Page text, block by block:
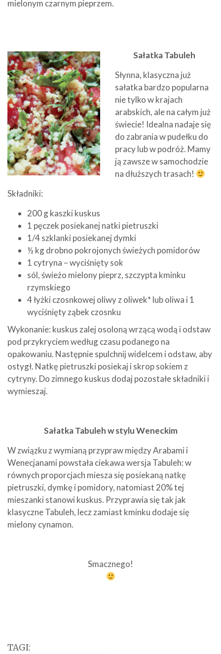
mielonym czarnym pieprzem.
Sałatka Tabuleh
Słynna, klasyczna już
sałatka bardzo popularna
nie tylko w krajach
arabskich, ale na całym już
świecie! Idealna nadaje się
do zabrania w pudełku do
pracy lub w podróż. Mamy
ją zawsze w samochodzie
na dłuższych trasach!
Składniki:
200 g kaszki kuskus
1 pęczek posiekanej natki pietruszki
1/4 szklanki posiekanej dymki
½ kg drobno pokrojonych świeżych pomidorów
1 cytryna – wyciśnięty sok
sól, świeżo mielony pieprz, szczypta kminku
rzymskiego
4 łyżki czosnkowej oliwy z oliwek* lub oliwa i 1
wyciśnięty ząbek czosnku
Wykonanie: kuskus zalej osoloną wrzącą wodą i odstaw
pod przykryciem według czasu podanego na
opakowaniu. Następnie spulchnij widelcem i odstaw, aby
ostygł. Natkę pietruszki posiekaj i skrop sokiem z
cytryny. Do zimnego kuskus dodaj pozostałe składniki i
wymieszaj.
Sałatka Tabuleh w stylu Weneckim
W związku z wymianą przypraw między Arabami i
Wenecjanami powstała ciekawa wersja Tabuleh: w
równych proporcjach miesza się posiekaną natkę
pietruszki, dymkę i pomidory, natomiast 20% tej
mieszanki stanowi kuskus. Przyprawia się tak jak
klasyczne Tabuleh, lecz zamiast kminku dodaje się
mielony cynamon.
Smacznego!
TAGI: